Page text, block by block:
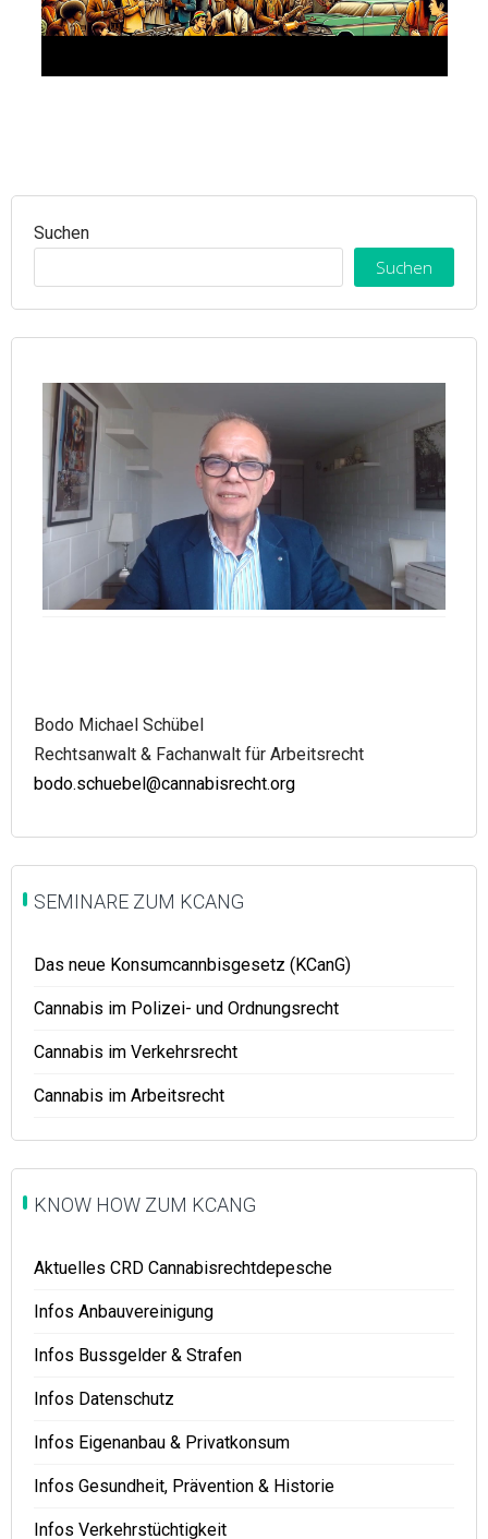
Suchen
Suchen
Bodo Michael Schübel
Rechtsanwalt & Fachanwalt für Arbeitsrecht
bodo.schuebel@cannabisrecht.org
SEMINARE ZUM KCANG
Das neue Konsumcannbisgesetz (KCanG)
Cannabis im Polizei- und Ordnungsrecht
Cannabis im Verkehrsrecht
Cannabis im Arbeitsrecht
KNOW HOW ZUM KCANG
Aktuelles CRD Cannabisrechtdepesche
Infos Anbauvereinigung
Infos Bussgelder & Strafen
Infos Datenschutz
Infos Eigenanbau & Privatkonsum
Infos Gesundheit, Prävention & Historie
Infos Verkehrstüchtigkeit